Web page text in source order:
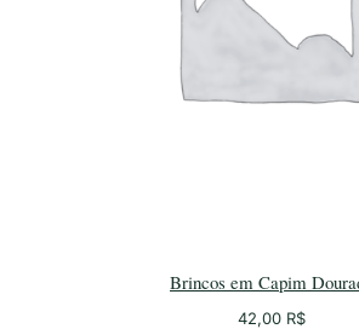
Brincos em Capim
42,00 R$